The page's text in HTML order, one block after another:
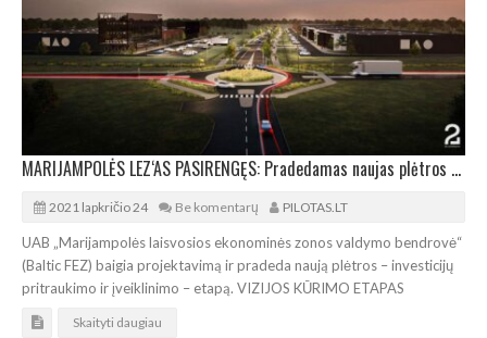
MARIJAMPOLĖS LEZ‘AS PASIRENGĘS: Pradedamas naujas plėtros etapas
2021 lapkričio 24 Be komentarų PILOTAS.LT
UAB „Marijampolės laisvosios ekonominės zonos valdymo bendrovė“
(Baltic FEZ) baigia projektavimą ir pradeda naują plėtros – investicijų
pritraukimo ir įveiklinimo – etapą. VIZIJOS KŪRIMO ETAPAS
Skaityti daugiau